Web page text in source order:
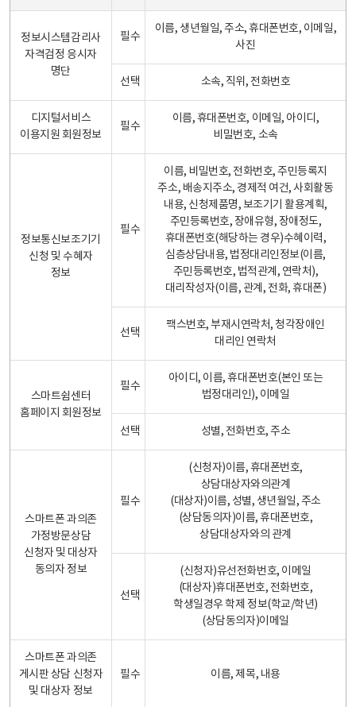
정보시스템감리사
자격검정 응시자
명단
필수
이름, 생년월일, 주소, 휴대폰번호, 이메일,
사진
선택 소속, 직위, 전화번호
디지털서비스
이용지원 회원정보
필수
이름, 휴대폰번호, 이메일, 아이디,
비밀번호, 소속
정보통신보조기기
신청 및 수혜자
정보
필수
이름, 비밀번호, 전화번호, 주민등록지
주소, 배송지주소, 경제적 여건, 사회활동
내용, 신청제품명, 보조기기 활용계획,
주민등록번호, 장애유형, 장애정도,
휴대폰번호(해당하는 경우)수혜이력,
심층상담내용, 법정대리인정보(이름,
주민등록번호, 법적관계, 연락처),
대리작성자(이름, 관계, 전화, 휴대폰)
선택
팩스번호, 부재시연락처, 청각장애인
대리인 연락처
스마트쉼센터
홈페이지 회원정보
필수
아이디, 이름, 휴대폰번호(본인 또는
법정대리인), 이메일
선택 성별, 전화번호, 주소
스마트폰 과의존
가정방문상담
신청자 및 대상자
동의자 정보
필수
(신청자)이름, 휴대폰번호,
상담대상자와의관계
(대상자)이름, 성별, 생년월일, 주소
(상담동의자)이름, 휴대폰번호,
상담대상자와의 관계
선택
(신청자)유선전화번호, 이메일
(대상자)휴대폰번호, 전화번호,
학생일경우 학제 정보(학교/학년)
(상담동의자)이메일
스마트폰 과의존
게시판 상담 신청자
및 대상자 정보
필수 이름, 제목, 내용